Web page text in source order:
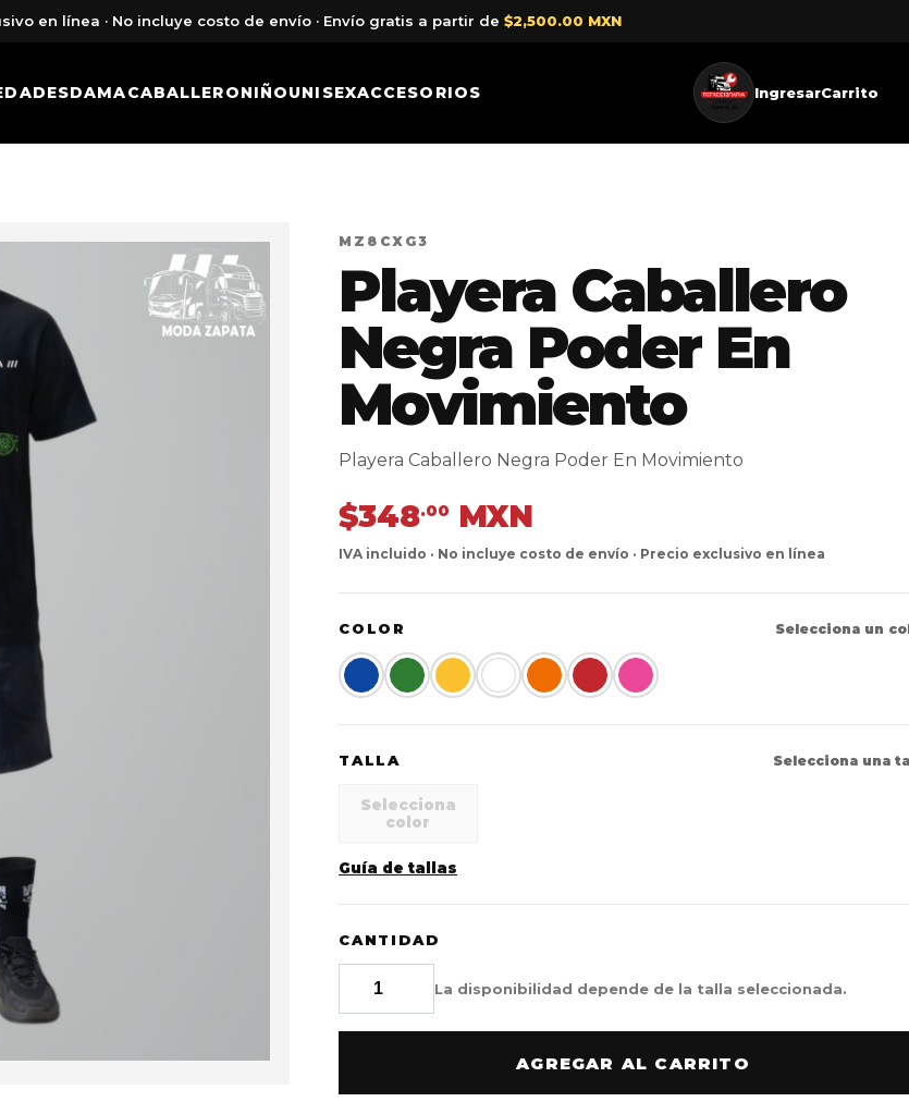
en línea · No incluye costo de envío · Envío gratis a partir de $2,500.00 MXN
DAMACABALLERONIÑOUNISEXACCESORIOS IngresarCarrito
MZ8CXG3
Playera Caballero
Negra Poder En
Movimiento
Playera Caballero Negra Poder En Movimiento
$348.00 MXN
IVA incluido · No incluye costo de envío · Precio exclusivo en línea
COLOR Selecciona un
TALLA Selecciona una
Selecciona
color
Guía de tallas
CANTIDAD
La disponibilidad depende de la talla seleccionada.
AGREGAR AL CARRITO